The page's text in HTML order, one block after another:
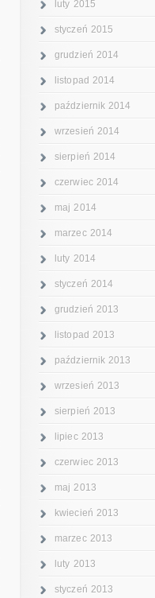
luty 2015
styczeń 2015
grudzień 2014
listopad 2014
październik 2014
wrzesień 2014
sierpień 2014
czerwiec 2014
maj 2014
marzec 2014
luty 2014
styczeń 2014
grudzień 2013
listopad 2013
październik 2013
wrzesień 2013
sierpień 2013
lipiec 2013
czerwiec 2013
maj 2013
kwiecień 2013
marzec 2013
luty 2013
styczeń 2013